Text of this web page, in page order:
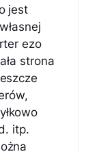
jest
ezo
strona
itp.